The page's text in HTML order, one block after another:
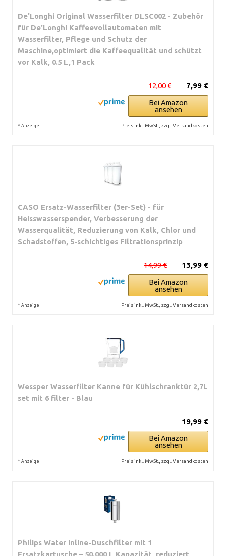
De'Longhi Original Wasserfilter DLSC002 - Zubehör
für De'Longhi Kaffeevollautomaten mit
Wasserfilter, Pflege und Schutz der
Maschine,optimiert die Kaffeequalität und schützt
vor Kalk, 0.5 L,1 Pack
7,99 €
12,00 €
Bei Amazon
ansehen
* Anzeige Preis inkl. MwSt., zzgl. Versandkosten
CASO Ersatz-Wasserfilter (3er-Set) - für
Heisswasserspender, Verbesserung der
Wasserqualität, Reduzierung von Kalk, Chlor und
Schadstoffen, 5-schichtiges Filtrationsprinzip
13,99 €
14,99 €
Bei Amazon
ansehen
* Anzeige Preis inkl. MwSt., zzgl. Versandkosten
Wessper Wasserfilter Kanne für Kühlschranktür 2,7L
set mit 6 filter - Blau
19,99 €
Bei Amazon
ansehen
* Anzeige Preis inkl. MwSt., zzgl. Versandkosten
Philips Water Inline-Duschfilter mit 1
Ersatzkartusche – 50.000 L Kapazität, reduziert